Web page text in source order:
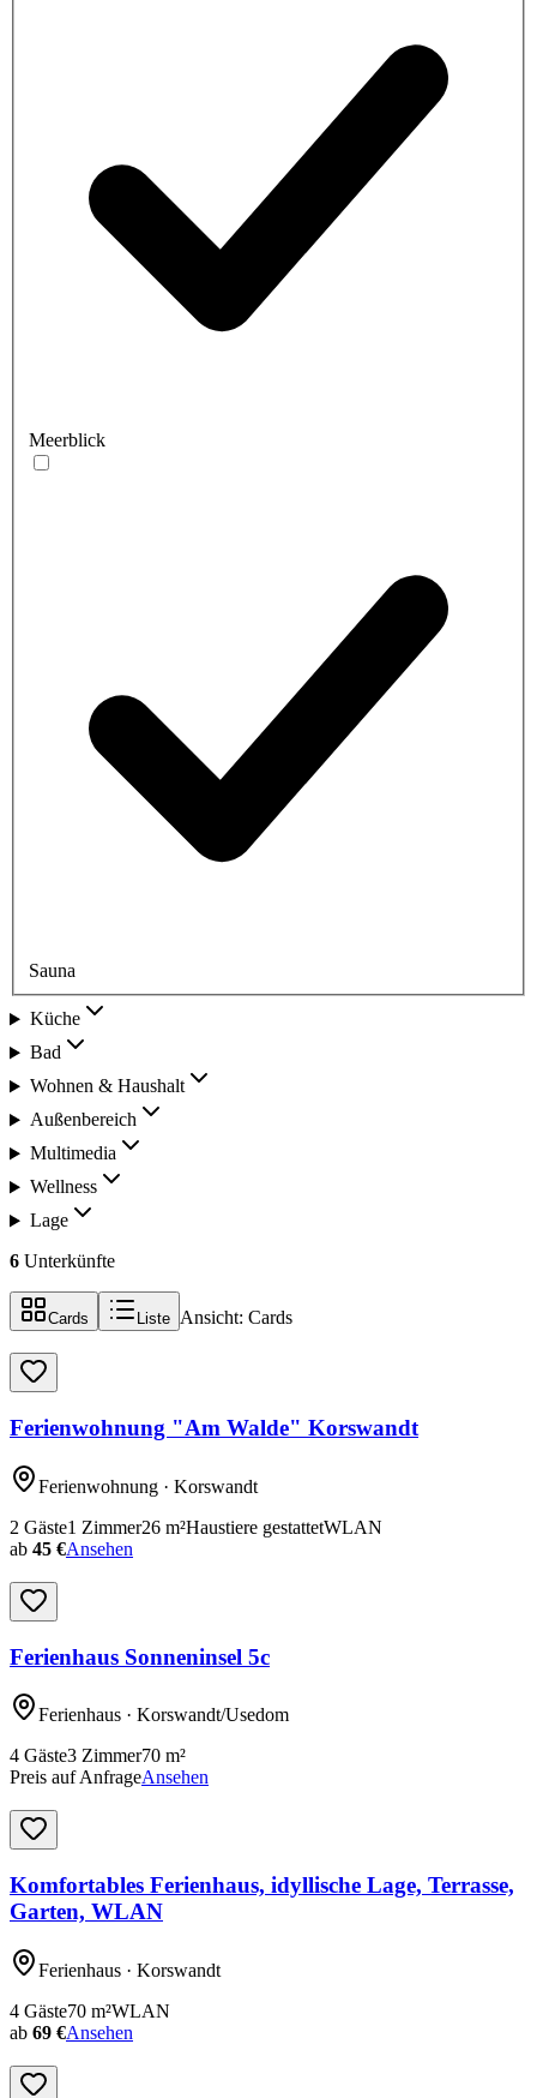
Meerblick
Sauna
Küche
Bad
Wohnen & Haushalt
Außenbereich
Multimedia
Wellness
Lage
6 Unterkünfte
Cards Liste Ansicht: Cards
Ferienwohnung "Am Walde" Korswandt
Ferienwohnung · Korswandt
2 Gäste1 Zimmer26 m²Haustiere gestattetWLAN
ab 45 €Ansehen
Ferienhaus Sonneninsel 5c
Ferienhaus · Korswandt/Usedom
4 Gäste3 Zimmer70 m²
Preis auf AnfrageAnsehen
Komfortables Ferienhaus, idyllische Lage, Terrasse,
Garten, WLAN
Ferienhaus · Korswandt
4 Gäste70 m²WLAN
ab 69 €Ansehen